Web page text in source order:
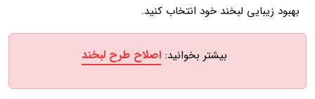
بهبود زیبایی لبخند خود انتخاب کنید.
بیشتر بخوانید:اصلاح طرح لبخند